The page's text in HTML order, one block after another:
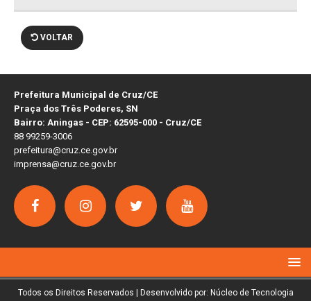
VOLTAR
Prefeitura Municipal de Cruz/CE
Praça dos Três Poderes, SN
Bairro: Aningas - CEP: 62595-000 - Cruz/CE
88 99259-3006
prefeitura@cruz.ce.gov.br
imprensa@cruz.ce.gov.br
Todos os Direitos Reservados | Desenvolvido por: Núcleo de Tecnologia